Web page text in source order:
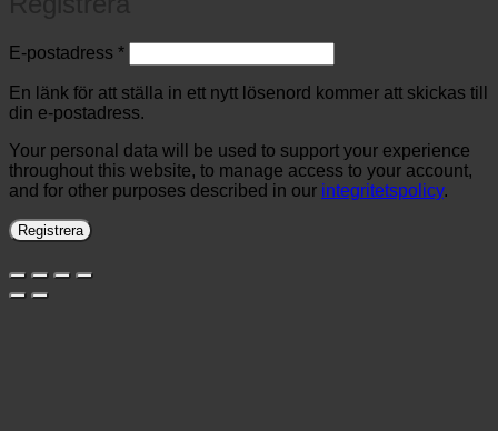
E-postadress *Obligatoriskt
En länk för att ställa in ett nytt lösenord kommer att skickas till
din e-postadress.
Your personal data will be used to support your experience
throughout this website, to manage access to your account,
and for other purposes described in our integritetspolicy.
Registrera